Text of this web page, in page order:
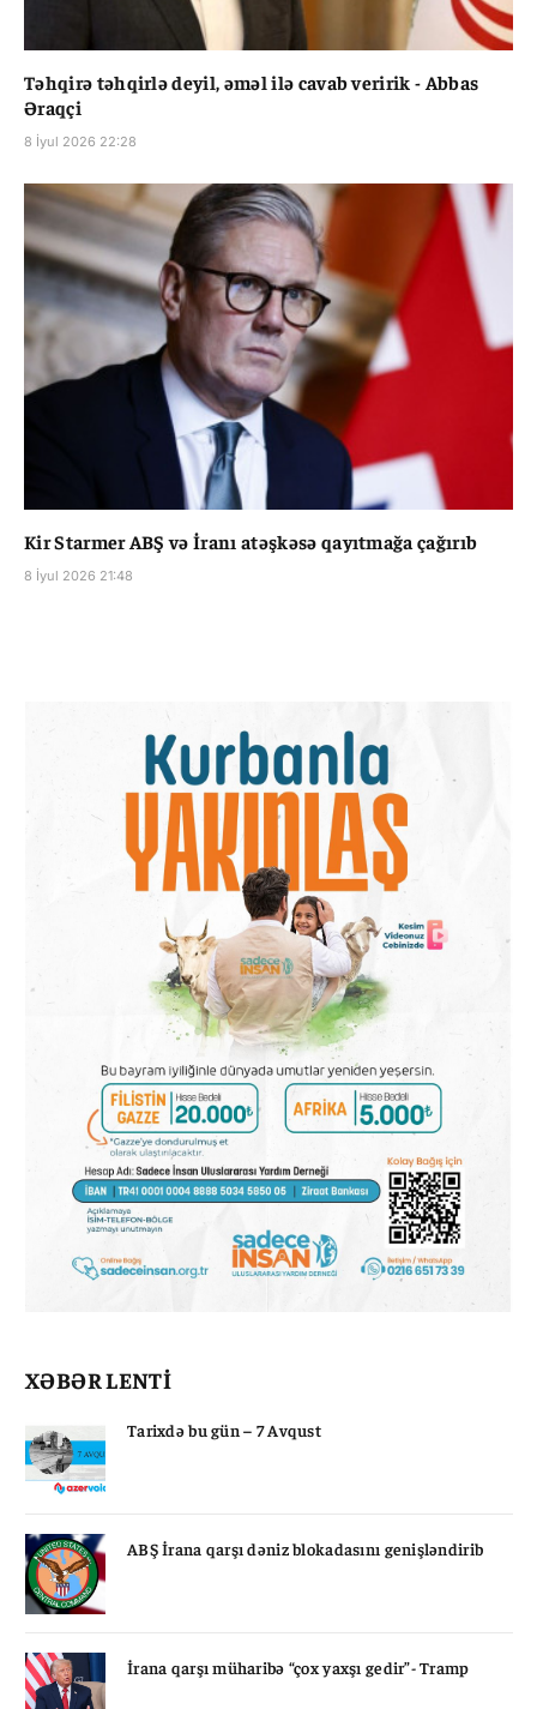
Təhqirə təhqirlə deyil, əməl ilə cavab veririk - Abbas
Əraqçi
8 İyul 2026 22:28
Kir Starmer ABŞ və İranı atəşkəsə qayıtmağa çağırıb
8 İyul 2026 21:48
XƏBƏR LENTİ
Tarixdə bu gün – 7 Avqust
ABŞ İrana qarşı dəniz blokadasını genişləndirib
İrana qarşı müharibə “çox yaxşı gedir”- Tramp